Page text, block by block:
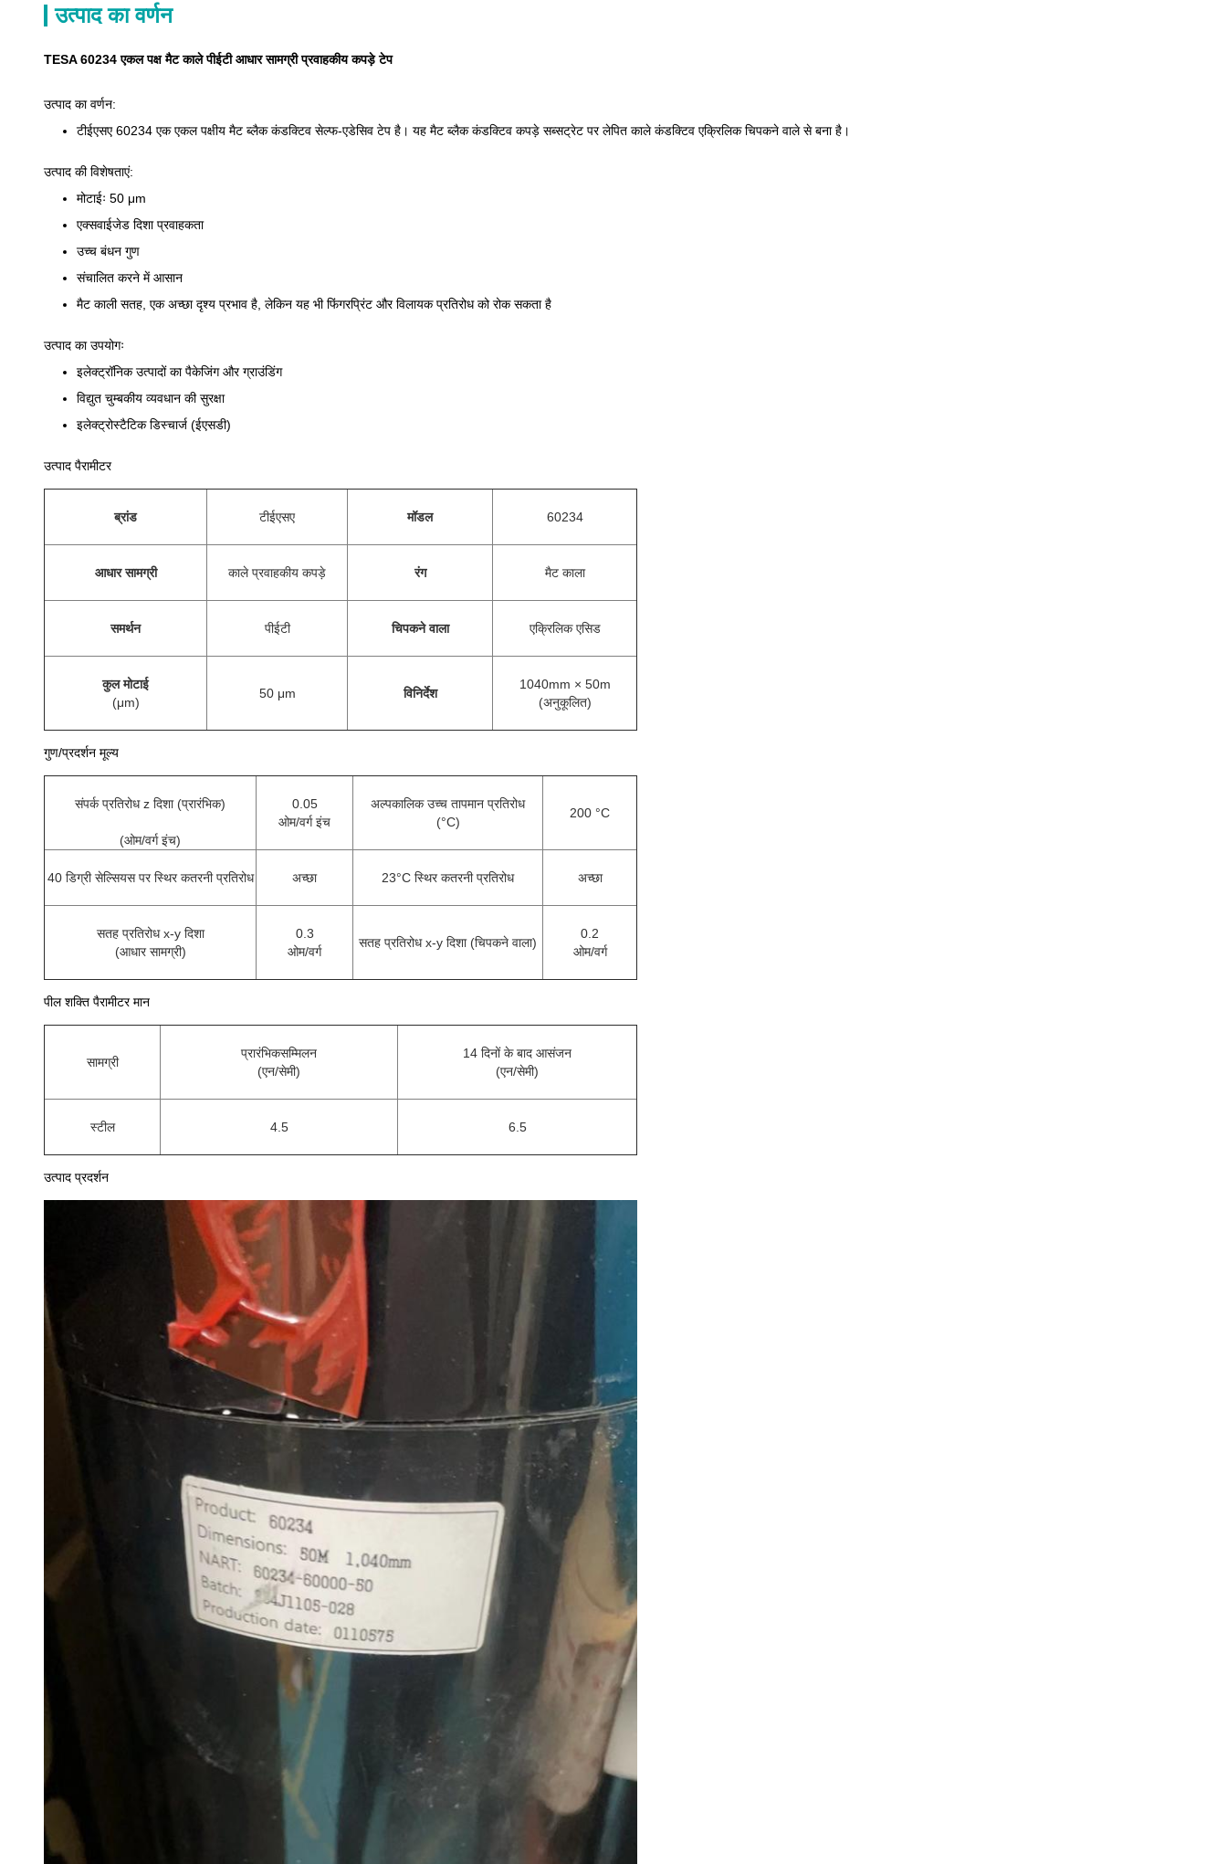
उत्पाद का वर्णन
TESA 60234 एकल पक्ष मैट काले पीईटी आधार सामग्री प्रवाहकीय कपड़े टेप
उत्पाद का वर्णन:
टीईएसए 60234 एक एकल पक्षीय मैट ब्लैक कंडक्टिव सेल्फ-एडेसिव टेप है। यह मैट ब्लैक कंडक्टिव कपड़े सब्सट्रेट पर लेपित काले कंडक्टिव एक्रिलिक चिपकने वाले से बना है।
उत्पाद की विशेषताएं:
मोटाईः 50 μm
एक्सवाईजेड दिशा प्रवाहकता
उच्च बंधन गुण
संचालित करने में आसान
मैट काली सतह, एक अच्छा दृश्य प्रभाव है, लेकिन यह भी फिंगरप्रिंट और विलायक प्रतिरोध को रोक सकता है
उत्पाद का उपयोगः
इलेक्ट्रॉनिक उत्पादों का पैकेजिंग और ग्राउंडिंग
विद्युत चुम्बकीय व्यवधान की सुरक्षा
इलेक्ट्रोस्टैटिक डिस्चार्ज (ईएसडी)
उत्पाद पैरामीटर
ब्रांड टीईएसए मॉडल 60234
आधार सामग्री काले प्रवाहकीय कपड़े रंग मैट काला
समर्थन पीईटी चिपकने वाला एक्रिलिक एसिड
कुल मोटाई
(μm)
50 μm विनिर्देश
1040mm × 50m
(अनुकूलित)
गुण/प्रदर्शन मूल्य
संपर्क प्रतिरोध z दिशा (प्रारंभिक)
(ओम/वर्ग इंच)
0.05
ओम/वर्ग इंच
अल्पकालिक उच्च तापमान प्रतिरोध
(°C)
200 °C
40 डिग्री सेल्सियस पर स्थिर कतरनी प्रतिरोध अच्छा 23°C स्थिर कतरनी प्रतिरोध अच्छा
सतह प्रतिरोध x-y दिशा
(आधार सामग्री)
0.3
ओम/वर्ग
सतह प्रतिरोध x-y दिशा (चिपकने वाला)
0.2
ओम/वर्ग
पील शक्ति पैरामीटर मान
सामग्री
प्रारंभिकसम्मिलन
(एन/सेमी)
14 दिनों के बाद आसंजन
(एन/सेमी)
स्टील 4.5 6.5
उत्पाद प्रदर्शन